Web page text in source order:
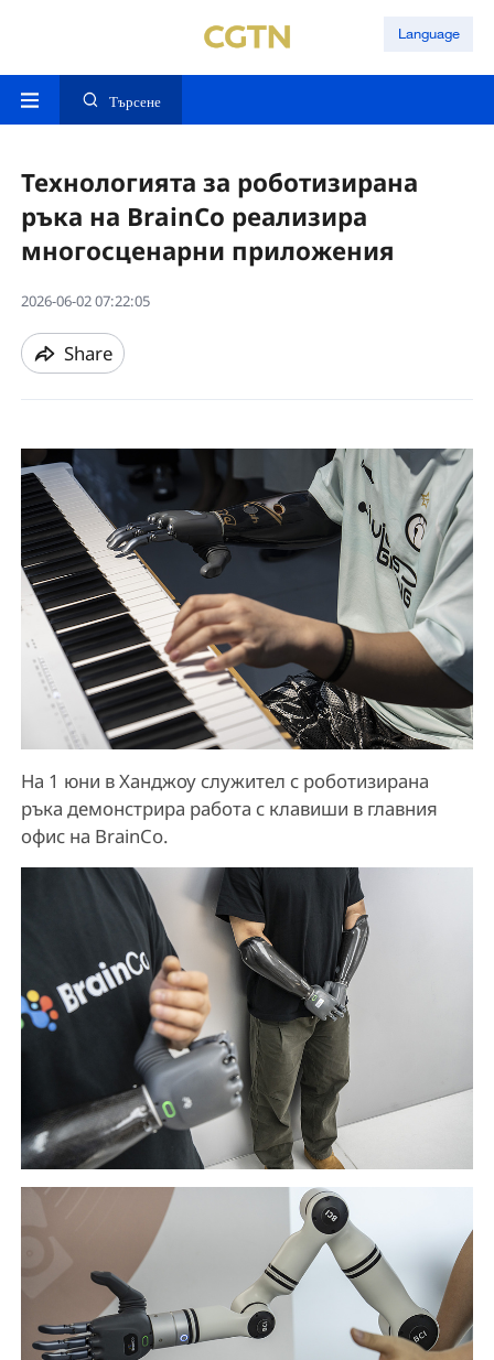
Language
Търсене
Технологията за роботизирана
ръка на BrainCo реализира
многосценарни приложения
2026-06-02 07:22:05
Share
На 1 юни в Ханджоу служител с роботизирана
ръка демонстрира работа с клавиши в главния
офис на BrainCo.